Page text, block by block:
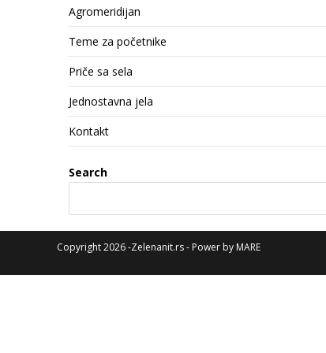
Agromeridijan
Teme za početnike
Priče sa sela
Jednostavna jela
Kontakt
Search
Copyright 2026 -Zelenanit.rs - Power by MARE